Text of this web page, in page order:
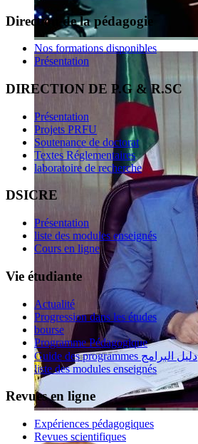
Direction de la pédagogie
Nos formations disponibles
Présentation
DIRECTION DE P.G & R.SC
Présentation
Projets PRFU
Soutenance de doctorat
Textes Réglementaires
laboratoire de recherche
DSICRE
Présentation
liste des modules enseignés
Cours en ligne
Vie étudiante
Actualité
Progression dans les études
bourse
Programme Pédagogique
Guide des programmes دليل البرامج
liste des modules enseignés
Revues en ligne
Expériences pédagogiques
Revues scientifiques